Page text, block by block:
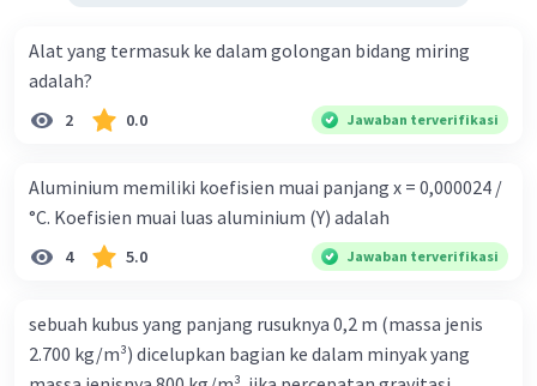
Alat yang termasuk ke dalam golongan bidang miring
adalah?
2 0.0 Jawaban terverifikasi
Aluminium memiliki koefisien muai panjang x = 0,000024 /
°C. Koefisien muai luas aluminium (Y) adalah
4 5.0 Jawaban terverifikasi
sebuah kubus yang panjang rusuknya 0,2 m (massa jenis
2.700 kg/m³) dicelupkan bagian ke dalam minyak yang